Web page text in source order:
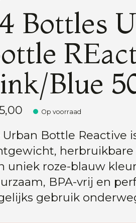
Bottles
Blue
Op voorraad
Urban Bottle Reactive
uniek roze-blauw
BPA-vrij en
gebruik